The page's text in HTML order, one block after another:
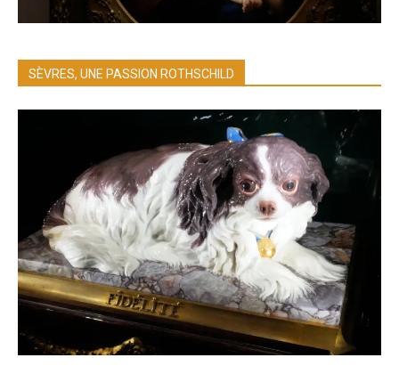
SÈVRES, UNE PASSION ROTHSCHILD